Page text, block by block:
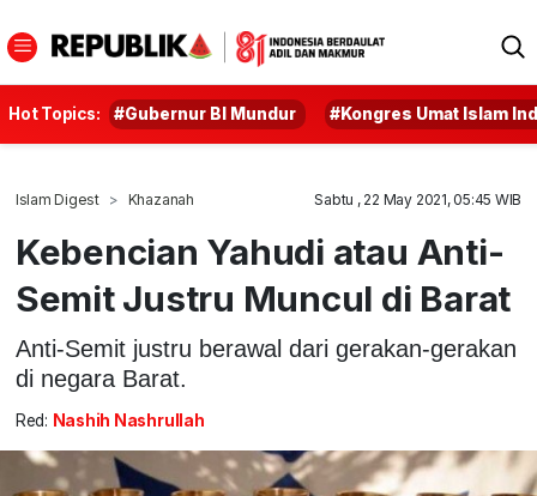
Hot Topics: #Gubernur BI Mundur #Kongres Umat Islam
Islam Digest Khazanah Sabtu , 22 May 2021, 05:45 WIB
Kebencian Yahudi atau Anti-
Semit Justru Muncul di Barat
Anti-Semit justru berawal dari gerakan-gerakan
di negara Barat.
Red: Nashih Nashrullah